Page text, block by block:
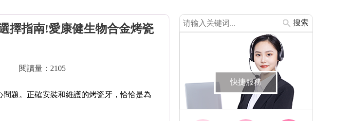
擇指南!愛康健生物合金烤瓷
閱讀量：2105
題。正確安裝和維護的烤瓷牙，恰恰是為
搜索
快捷服務